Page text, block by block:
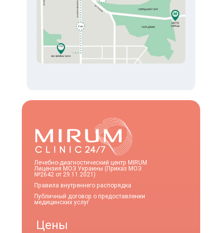
Лечебно-диагностический центр MIRUM
Лицензия МОЗ Украины (Приказ МОЗ
№2642 от 29.11.2021)
Правила внутреннего распорядка
Публичный договор о предоставлении
медицинских услуг
Цены